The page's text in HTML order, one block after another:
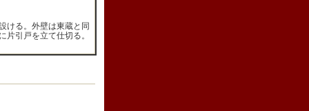
ける。外壁は東蔵と同
引戸を立て仕切る。